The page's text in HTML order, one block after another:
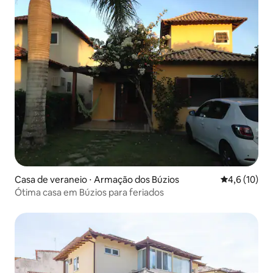
Casa de veraneio ⋅ Armação dos Búzios 4,6 de uma
4,6 (10)
Ótima casa em Búzios para feriados